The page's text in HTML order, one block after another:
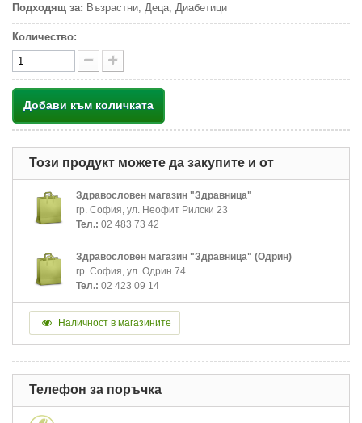
Подходящ за: Възрастни, Деца, Диабетици
Количество:
Добави към количката
Този продукт можете да закупите и от
Здравословен магазин "Здравница"
гр. София, ул. Неофит Рилски 23
Тел.: 02 483 73 42
Здравословен магазин "Здравница" (Одрин)
гр. София, ул. Одрин 74
Тел.: 02 423 09 14
Наличност в магазините
Телефон за поръчка